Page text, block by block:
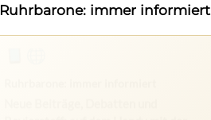
Ruhrbarone: immer informiert